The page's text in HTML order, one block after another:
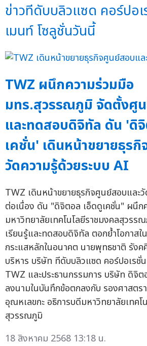
ข่าวทีดับบลิวแซด คอร์ปอ
เมนท์ โซลูชั่นวันนี้
TWZ ผนึกความร่วมมือ
มทร.สุวรรณภูมิ จัดตั้งศูน
และทดสอบดิจิทัล ดัน 'ดิ
เคชั่น' เดินหน้าขยายธุร
วัดความรู้ด้วยระบบ AI
TWZ เดินหน้าขยายธุรกิจศูนย์สอบและ
ต่อเนื่อง ดัน "ดิจิตอล เอ็ดดูเคชั่น" ผนึก
มหาวิทยาลัยเทคโนโลยีราชมงคลสุวร
เรียนรู้และทดสอบดิจิทัล ตอกย้ำโอกาสใ
กระแสหลักในอนาคต นายพุทธชาติ รังค
บริหาร บริษัท ทีดับบลิวแซด คอร์ปอเรชั่
TWZ และประธานกรรมการ บริษัท ดิจิ
ลงนามในบันทึกข้อตกลงกับ รองศาสตร
อุณหเลขกะ อธิการบดีมหาวิทยาลัยเทคโ
สุวรรณภูมิ
18 สิงหาคม 2568 13:18 น.